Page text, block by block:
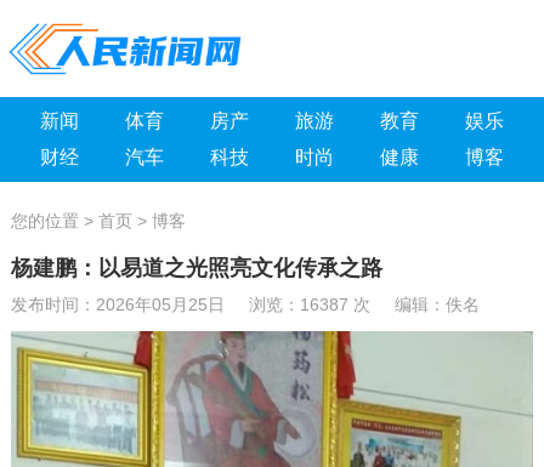
新闻 体育 房产 旅游 教育
娱乐
财经
汽车 科技 时尚 健康 博客
您的位置 > 首页> 博客
杨建鹏：以易道之光照亮文化传承之路
发布时间：2026年05月25日 浏览： 16387 次 编辑：佚名